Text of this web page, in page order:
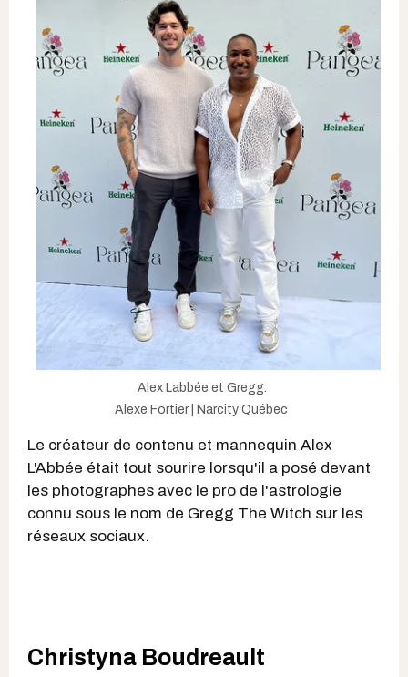
Alex Labbée et Gregg.
Alexe Fortier | Narcity Québec
Le créateur de contenu et mannequin Alex
L'Abbée était tout sourire lorsqu'il a posé devant
les photographes avec le pro de l'astrologie
connu sous le nom de Gregg The Witch sur les
réseaux sociaux.
Christyna Boudreault